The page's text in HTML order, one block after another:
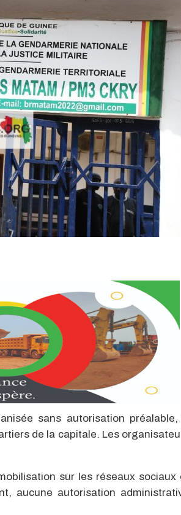
sans autorisation
de la capitale. Les
sur les réseaux sociaux
aucune autorisation